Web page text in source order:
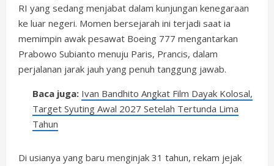
RI yang sedang menjabat dalam kunjungan kenegaraan
ke luar negeri. Momen bersejarah ini terjadi saat ia
memimpin awak pesawat Boeing 777 mengantarkan
Prabowo Subianto menuju Paris, Prancis, dalam
perjalanan jarak jauh yang penuh tanggung jawab.
Baca juga: Ivan Bandhito Angkat Film Dayak Kolosal,
Target Syuting Awal 2027 Setelah Tertunda Lima
Tahun
Di usianya yang baru menginjak 31 tahun, rekam jejak